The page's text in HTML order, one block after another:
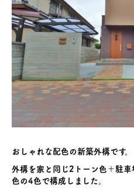
おしゃれな配色の新築外構です。
外構を家と同じ2トーン色＋駐
色の4色で構成しました。